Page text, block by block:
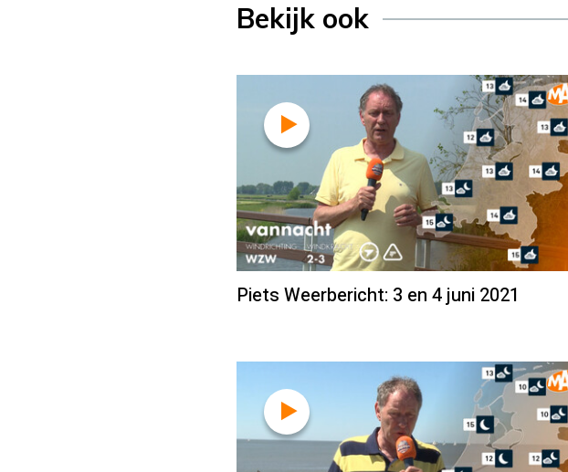
Bekijk ook
Piets Weerbericht: 3 en 4 juni 2021